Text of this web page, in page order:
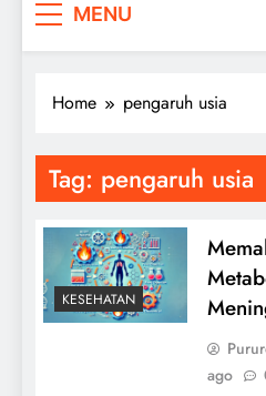
MENU
Home pengaruh usia
Tag: pengaruh usia
KESEHATAN
ago